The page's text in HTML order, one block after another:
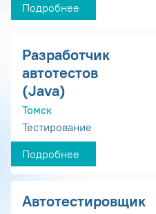
Подробнее
Разработчик
автотестов
(Java)
Томск
Тестирование
Подробнее
Автотестировщик